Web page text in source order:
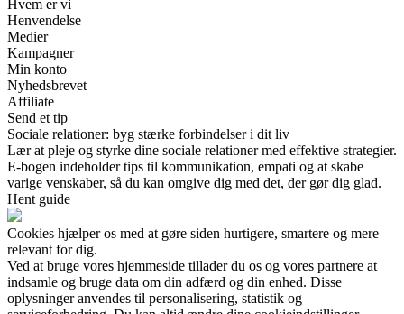
Hvem er vi
Henvendelse
Medier
Kampagner
Min konto
Nyhedsbrevet
Affiliate
Send et tip
Sociale relationer: byg stærke forbindelser i dit liv
Lær at pleje og styrke dine sociale relationer med effektive strategier.
E-bogen indeholder tips til kommunikation, empati og at skabe
varige venskaber, så du kan omgive dig med det, der gør dig glad.
Hent guide
Cookies hjælper os med at gøre siden hurtigere, smartere og mere
relevant for dig.
Ved at bruge vores hjemmeside tillader du os og vores partnere at
indsamle og bruge data om din adfærd og din enhed. Disse
oplysninger anvendes til personalisering, statistik og